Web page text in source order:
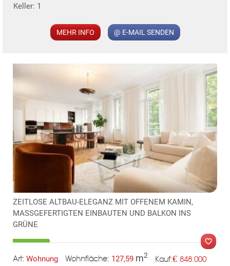
KLIS
Keller: 1
MEHR INFO @ E-MAIL SENDEN
ZEITLOSE ALTBAU-ELEGANZ MIT OFFENEM KAMIN,
MASSGEFERTIGTEN EINBAUTEN UND BALKON INS
GRÜNE
Art: Wohnung Wohnfläche: 127,59 m2 Kauf:€ 848.000